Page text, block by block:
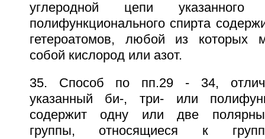
углеродной цепи
полифункционального спирта
гетероатомов, любой из которых
собой кислород или азот.
35. Способ по пп.29 - 34,
указанный би-, три- или
содержит одну или две
группы, относящиеся к